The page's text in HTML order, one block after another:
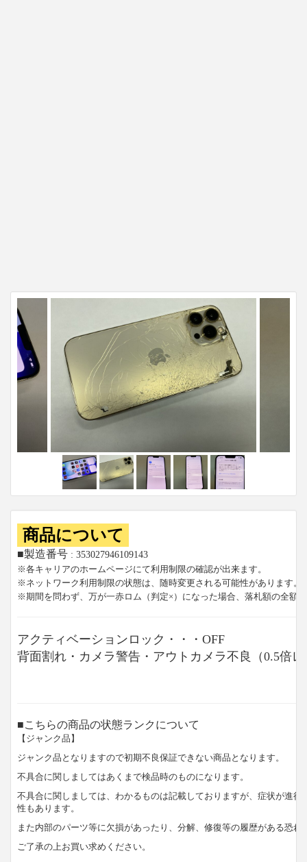
商品について
■製造番号 : 353027946109143
※各キャリアのホームページにて利用制限の確認が出来ます。
※ネットワーク利用制限の状態は、随時変更される可能性があります。
※期間を問わず、万が一赤ロム（判定×）になった場合、落札額の全額
アクティベーションロック・・・OFF
背面割れ・カメラ警告・アウトカメラ不良（0.5倍
■こちらの商品の状態ランクについて
【ジャンク品】
ジャンク品となりますので初期不良保証できない商品となります。
不具合に関しましてはあくまで検品時のものになります。
不具合に関しましては、わかるものは記載しておりますが、症状が進
性もあります。
また内部のパーツ等に欠損があったり、分解、修復等の履歴がある恐れ
ご了承の上お買い求めください。